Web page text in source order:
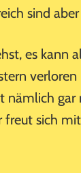
sind
es kann
nämlich
freut sich